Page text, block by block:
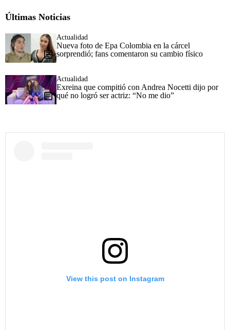
Últimas Noticias
Actualidad
Nueva foto de Epa Colombia en la cárcel
sorprendió; fans comentaron su cambio físico
Actualidad
Exreina que compitió con Andrea Nocetti dijo por
qué no logró ser actriz: “No me dio”
View this post on Instagram